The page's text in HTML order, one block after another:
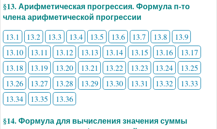
§13. Арифметическая прогрессия. Формула п-то
члена арифметической прогрессии
13.1 13.2 13.3 13.4 13.5 13.6 13.7 13.8
13.9
13.10
13.11 13.12 13.13 13.14 13.15 13.16
13.17
13.18
13.19 13.20 13.21 13.22 13.23 13.24
13.25
13.26
13.27 13.28 13.29 13.30 13.31 13.32
13.33
13.34
13.35 13.36
§14. Формула для вычисления значения суммы